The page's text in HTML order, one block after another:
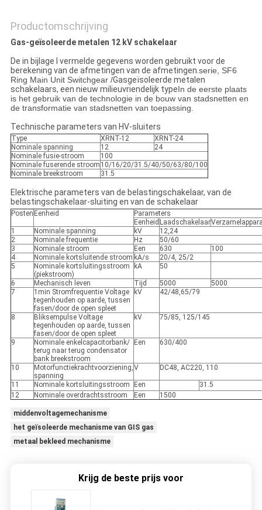
Productomschrijving
Gas-geïsoleerde metalen 12 kV schakelaar
De in bijlage I vermelde gegevens worden gebruikt voor de
berekening van de afmetingen van de afmetingen.serie, SF6
Ring Main Unit Switchgear /Gasgeïsoleerde metalen
schakelaars, een nieuw milieuvriendelijk typeIn de eerste plaats
is het gebruik van de technologie in de bouw van stadsnetten en
de transformatie van stadsnetten van toepassing.
Technische parameters van HV-sluiters
Type XRNT-12
XRNT-24
Nominale spanning
12
24
Nominale fusie-stroom
100
Nominale fuserende stroom 10/16/20/31.5/40/50/63/80/100
Nominale breekstroom
31.5
Elektrische parameters van de belastingschakelaar, van de
belastingschakelaar-sluiting en van de schakelaar
Posten Eenheid
Parameters
Eenheid Laadschakelaar
1
Nominale spanning kV
12,24
2
Nominale frequentie Hz
50/60
3
Nominale stroom Een 630
100
4
Nominale kortsluitende stroom kA/s
20/4, 25/2
5
Nominale kortsluitingsstroom
(piekstroom)
kA 50
6 Mechanisch leven Tijd 5000
5000
7
1min Stromfrequentie Voltage
tegenhouden op aarde, tussen
fasen/door de open spleet
kV 42/48,65/79
8
Bliksempulse Voltage
tegenhouden op aarde, tussen
fasen/door de open spleet
kV 75/85, 125/145
9
Nominale enkelcapacitorbank/
terug naar terug condensator
bank breekstroom
Een 630/400
10
Motorfunctiekrachtvoorziening,
spanning
V DC48, AC220, 110
11 Nominale kortsluitingsstroom Een
31.5
12
Nominale overdrachtsstroom Een 1500
middenvoltagemechanisme
het geïsoleerde mechanisme van GIS gas
metaal bekleed mechanisme
Krijg de beste prijs voor